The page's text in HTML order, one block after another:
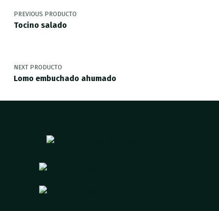
PREVIOUS PRODUCTO
Tocino salado
NEXT PRODUCTO
Lomo embuchado ahumado